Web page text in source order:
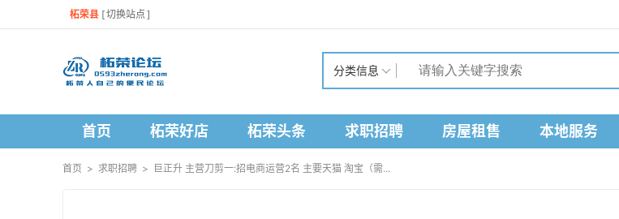
柘荣县 [切换站点 ]
分类信息
首页 柘荣好店 柘荣头条 求职招聘 房屋租售 本地服务
首页 > 求职招聘 > 巨正升 主营刀剪一:招电商运营2名 主要天猫 淘宝（需...